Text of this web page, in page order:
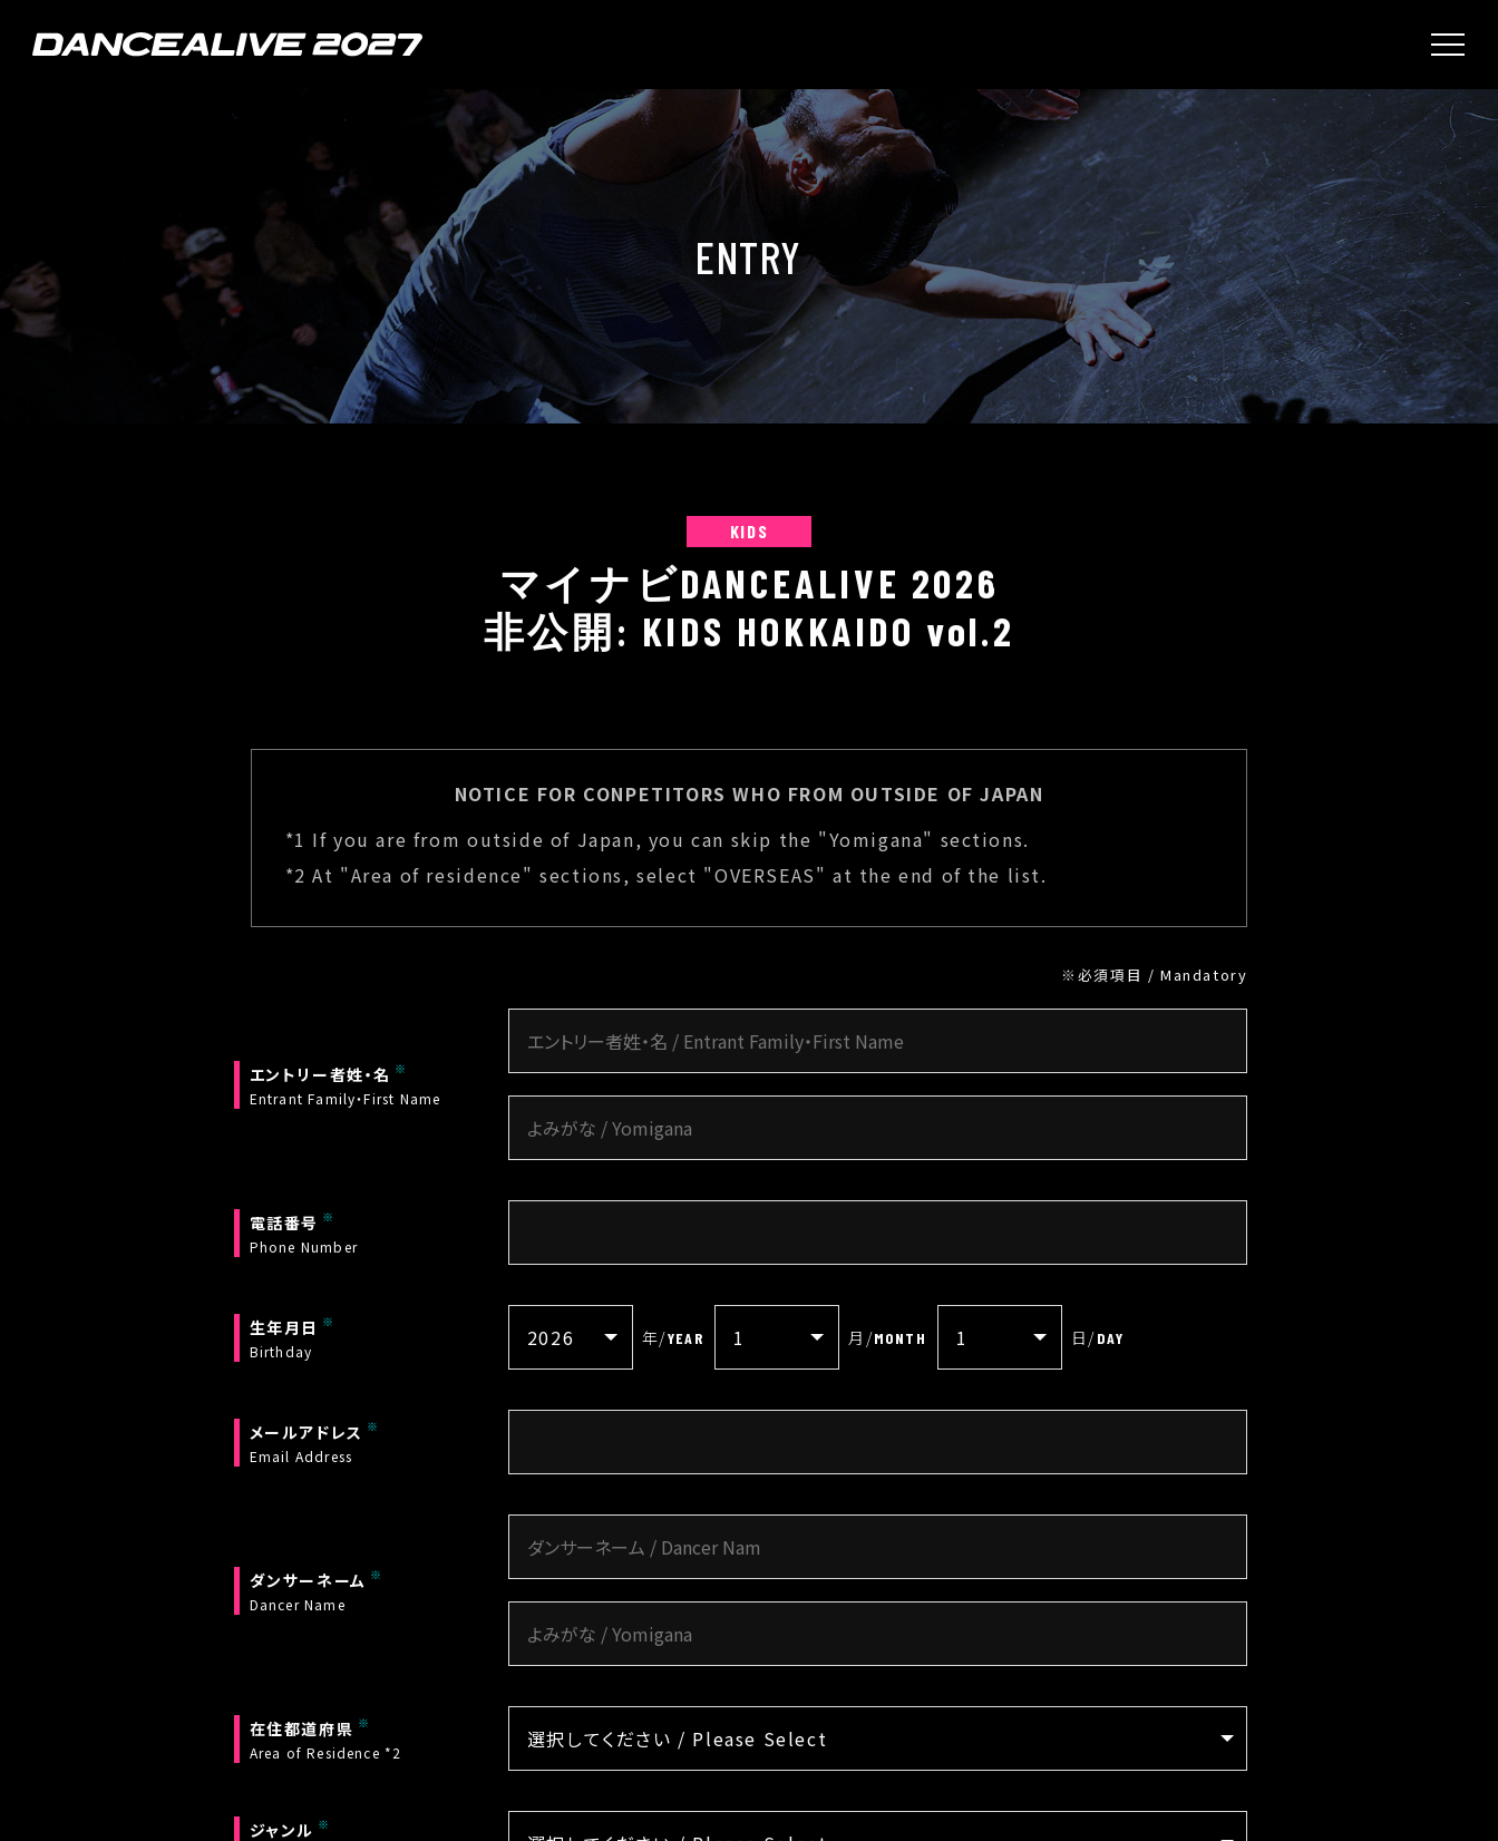
ENTRY
KIDS
マイナビDANCEALIVE 2026
非公開: KIDS HOKKAIDO vol.2
NOTICE FOR CONPETITORS WHO FROM OUTSIDE OF JAPAN
*1 If you are from outside of Japan, you can skip the "Yomigana" sections.
*2 At "Area of residence" sections, select "OVERSEAS" at the end of the list.
※ 必須項目 / Mandatory
エントリー者姓・名
Entrant Family・First Name
電話番号
Phone Number
生年月日
Birthday
年/YEAR 月 /MONTH 日 /DAY
メールアドレス
Email Address
ダンサーネーム
Dancer Name
在住都道府県
Area of Residence *2
ジャンル